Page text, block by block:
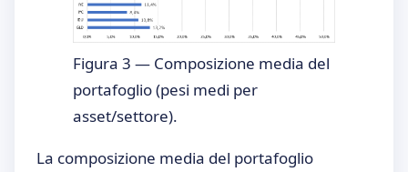
Figura 3 — Composizione media del
portafoglio (pesi medi per
asset/settore).
La composizione media del portafoglio